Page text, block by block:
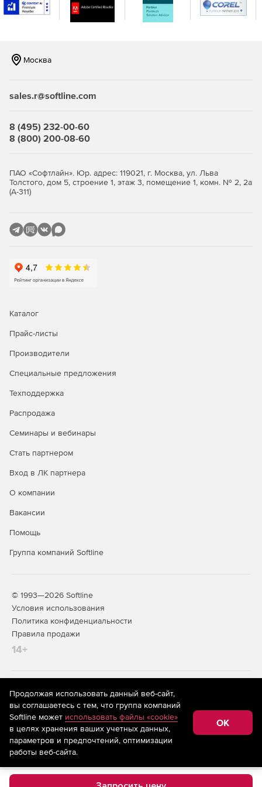
Москва
sales.r@softline.com
8 (495) 232-00-60
8 (800) 200-08-60
ПАО «Софтлайн». Юр. адрес: 119021, г. Москва, ул. Льва
Толстого, дом 5, строение 1, этаж 3, помещение 1, комн. № 2, 2а
(А-311)
Каталог
Прайс-листы
Производители
Специальные предложения
Техподдержка
Распродажа
Семинары и вебинары
Стать партнером
Вход в ЛК партнера
О компании
Вакансии
Помощь
Группа компаний Softline
© 1993—2026 Softline
Условия использования
Политика конфиденциальности
Правила продажи
14+
На информационном ресурсе store.softline.ru применяются
рекомендательные технологии
(информационные технологии
предоставления информации на основе сбора,
систематизации и анализа сведений, относящихся к
предпочтениям пользователей сети «Интернет»,
находящихся на территории Российской Федерации)
Продолжая использовать данный веб-сайт,
вы соглашаетесь с тем, что группа компаний
Softline может использовать файлы «cookie»
в целях хранения ваших учетных данных,
параметров и предпочтений, оптимизации
работы веб-сайта.
OK